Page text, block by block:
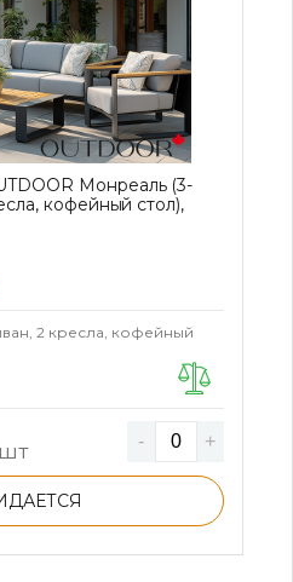
Монреаль (3-
кофейный стол),
2 кресла, кофейный
- +